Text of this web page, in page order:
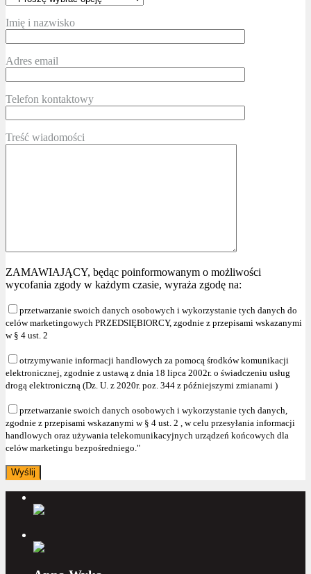
Imię i nazwisko
Adres email
Telefon kontaktowy
Treść wiadomości
ZAMAWIAJĄCY, będąc poinformowanym o możliwości
wycofania zgody w każdym czasie, wyraża zgodę na:
przetwarzanie swoich danych osobowych i wykorzystanie tych danych do
celów marketingowych PRZEDSIĘBIORCY, zgodnie z przepisami wskazanymi
w § 4 ust. 2
otrzymywanie informacji handlowych za pomocą środków komunikacji
elektronicznej, zgodnie z ustawą z dnia 18 lipca 2002r. o świadczeniu usług
drogą elektroniczną (Dz. U. z 2020r. poz. 344 z późniejszymi zmianami )
przetwarzanie swoich danych osobowych i wykorzystanie tych danych,
zgodnie z przepisami wskazanymi w § 4 ust. 2 , w celu przesyłania informacji
handlowych oraz używania telekomunikacyjnych urządzeń końcowych dla
celów marketingu bezpośredniego."